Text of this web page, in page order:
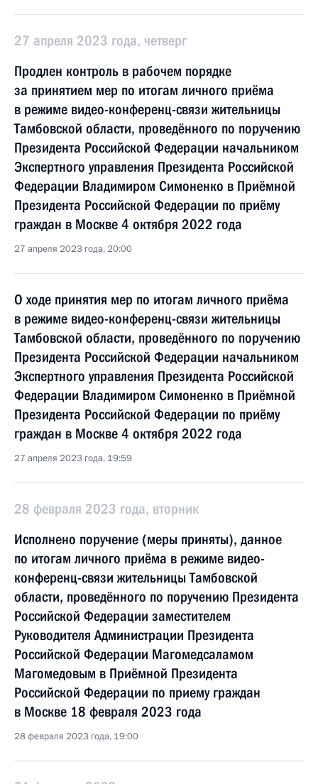
27 апреля 2023 года, четверг
Продлен контроль в рабочем порядке
за принятием мер по итогам личного приёма
в режиме видео-конференц-связи жительницы
Тамбовской области, проведённого по поручению
Президента Российской Федерации начальником
Экспертного управления Президента Российской
Федерации Владимиром Симоненко в Приёмной
Президента Российской Федерации по приёму
граждан в Москве 4 октября 2022 года
27 апреля 2023 года, 20:00
О ходе принятия мер по итогам личного приёма
в режиме видео-конференц-связи жительницы
Тамбовской области, проведённого по поручению
Президента Российской Федерации начальником
Экспертного управления Президента Российской
Федерации Владимиром Симоненко в Приёмной
Президента Российской Федерации по приёму
граждан в Москве 4 октября 2022 года
27 апреля 2023 года, 19:59
28 февраля 2023 года, вторник
Исполнено поручение (меры приняты), данное
по итогам личного приёма в режиме видео-
конференц-связи жительницы Тамбовской
области, проведённого по поручению Президента
Российской Федерации заместителем
Руководителя Администрации Президента
Российской Федерации Магомедсаламом
Магомедовым в Приёмной Президента
Российской Федерации по приему граждан
в Москве 18 февраля 2023 года
28 февраля 2023 года, 19:00